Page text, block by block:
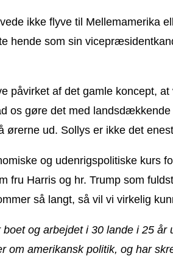
ikke flyve til Mellemamerika
som sin
påvirket af det gamle koncept,
os gøre det med
ud. Sollys er ikke det
og udenrigspolitiske kurs
fru Harris og hr. Trump som
så langt, så vil vi virkelig
og arbejdet i 30 lande i 25
amerikansk politik, og har